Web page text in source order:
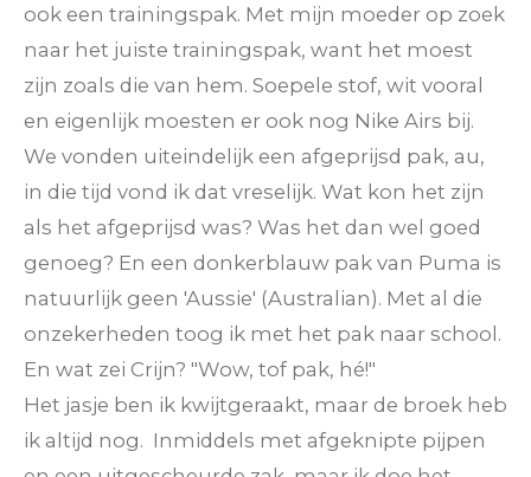
ook een trainingspak. Met mijn moeder op zoek
naar het juiste trainingspak, want het moest
zijn zoals die van hem. Soepele stof, wit vooral
en eigenlijk moesten er ook nog Nike Airs bij.
We vonden uiteindelijk een afgeprijsd pak, au,
in die tijd vond ik dat vreselijk. Wat kon het zijn
als het afgeprijsd was? Was het dan wel goed
genoeg? En een donkerblauw pak van Puma is
natuurlijk geen 'Aussie' (Australian). Met al die
onzekerheden toog ik met het pak naar school.
En wat zei Crijn? "Wow, tof pak, hé!"
Het jasje ben ik kwijtgeraakt, maar de broek heb
ik altijd nog. Inmiddels met afgeknipte pijpen